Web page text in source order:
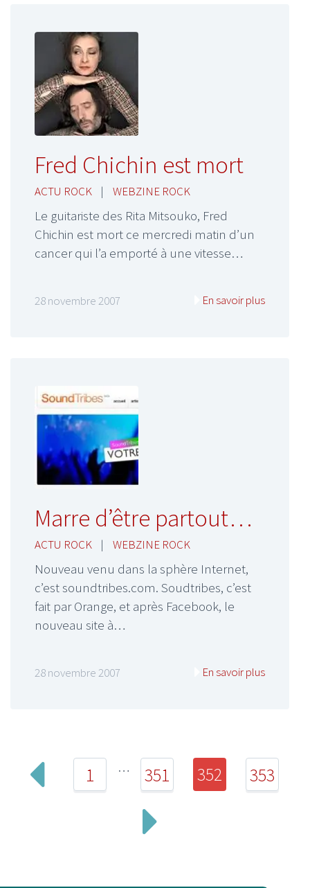
Fred Chichin est mort
ACTU ROCK | WEBZINE ROCK
Le guitariste des Rita Mitsouko, Fred
Chichin est mort ce mercredi matin d’un
cancer qui l’a emporté à une vitesse…
28 novembre 2007 En savoir plus
Marre d’être partout…
ACTU ROCK | WEBZINE ROCK
Nouveau venu dans la sphère Internet,
c’est soundtribes.com. Soudtribes, c’est
fait par Orange, et après Facebook, le
nouveau site à…
28 novembre 2007 En savoir plus
1 … 351 352 353